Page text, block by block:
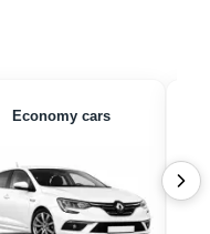
Economy cars